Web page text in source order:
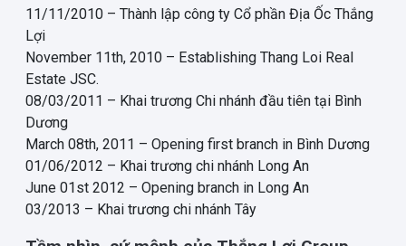
11/11/2010 – Thành lập công ty Cổ phần Địa Ốc Thắng
Lợi
November 11th, 2010 – Establishing Thang Loi Real
Estate JSC.
08/03/2011 – Khai trương Chi nhánh đầu tiên tại Bình
Dương
March 08th, 2011 – Opening first branch in Bình Dương
01/06/2012 – Khai trương chi nhánh Long An
June 01st 2012 – Opening branch in Long An
03/2013 – Khai trương chi nhánh Tây